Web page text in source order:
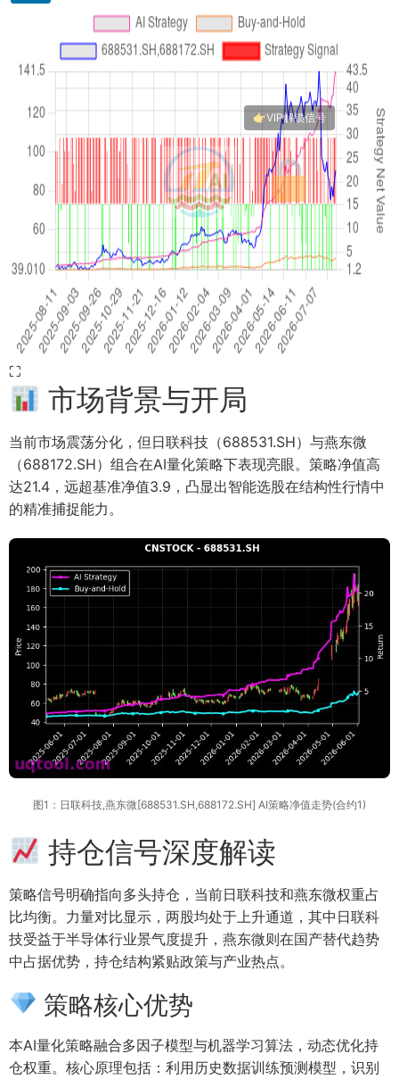
⛶
市场背景与开局
当前市场震荡分化，但日联科技（688531.SH）与燕东微
（688172.SH）组合在AI量化策略下表现亮眼。策略净值高
达21.4，远超基准净值3.9，凸显出智能选股在结构性行情中
的精准捕捉能力。
图1：日联科技,燕东微[688531.SH,688172.SH] AI策略净值走势(合约1)
持仓信号深度解读
策略信号明确指向多头持仓，当前日联科技和燕东微权重占
比均衡。力量对比显示，两股均处于上升通道，其中日联科
技受益于半导体行业景气度提升，燕东微则在国产替代趋势
中占据优势，持仓结构紧贴政策与产业热点。
策略核心优势
本AI量化策略融合多因子模型与机器学习算法，动态优化持
仓权重。核心原理包括：利用历史数据训练预测模型，识别